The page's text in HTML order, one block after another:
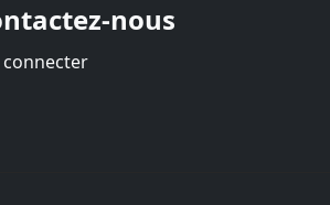
nous
du compte de
connecter